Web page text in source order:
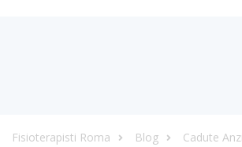
Fisioterapisti Roma Blog Cadute